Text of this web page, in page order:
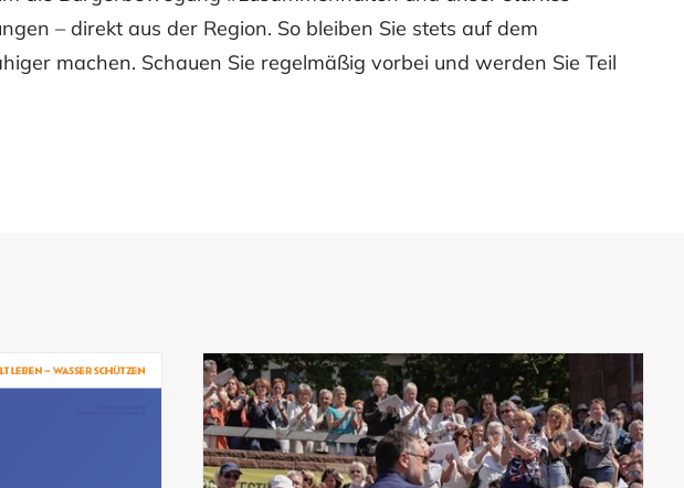
– direkt aus der Region. So bleiben Sie stets auf dem
machen. Schauen Sie regelmäßig vorbei und werden Sie Teil